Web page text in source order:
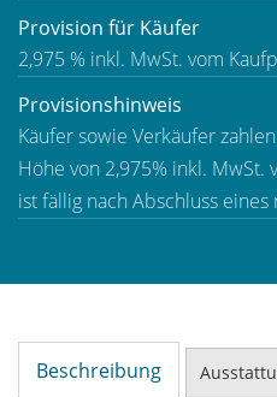
Provision für Käufer
2,975 % inkl. MwSt. vom
Provisionshinweis
Käufer sowie Verkäufer
Höhe von 2,975% inkl. MwSt.
ist fällig nach Abschluss
Beschreibung